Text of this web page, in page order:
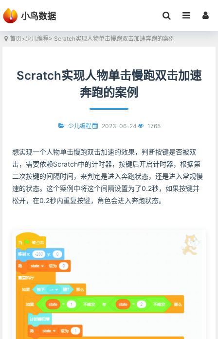
小鸟数据
首页>少儿编程> Scratch实现人物单击慢跑双击加速奔跑的案例
Scratch实现人物单击慢跑双击加速
奔跑的案例
少儿编程 2023-06-24 1765
想实现一个人物单击慢跑双击加速的效果，判断按键是否被双
击，需要依赖Scratch中的计时器，按键后开启计时器，根据第
二次按键的间隔时间，来判定是进入奔跑状态，还是进入常规慢
速的状态。这个案例中将这个间隔设置为了0.2秒，如果按键并
松开，在0.2秒内重复按键，角色会进入奔跑状态。